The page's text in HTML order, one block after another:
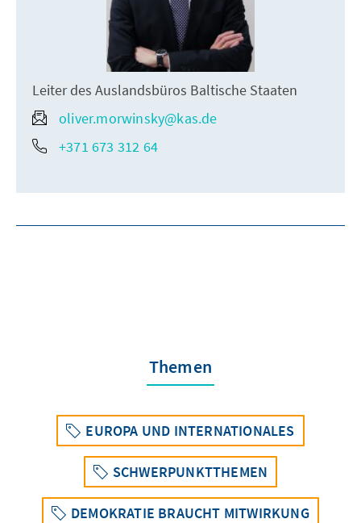
Leiter des Auslandsbüros Baltische Staaten
oliver.morwinsky@kas.de
+371 673 312 64
Themen
EUROPA UND INTERNATIONALES
SCHWERPUNKTTHEMEN
DEMOKRATIE BRAUCHT MITWIRKUNG